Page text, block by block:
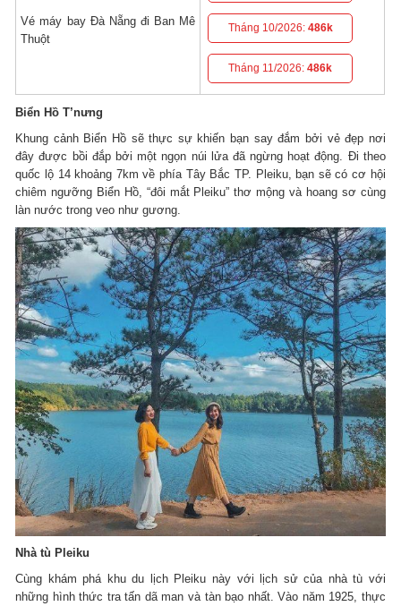
Vé máy bay Đà Nẵng đi Ban Mê
Thuột
Tháng 10/2026: 486k
Tháng 11/2026:486k
Biển Hồ T’nưng
Khung cảnh Biển Hồ sẽ thực sự khiến bạn say đắm bởi vẻ đẹp nơi
đây được bồi đắp bởi một ngọn núi lửa đã ngừng hoạt động. Đi theo
quốc lộ 14 khoảng 7km về phía Tây Bắc TP. Pleiku, bạn sẽ có cơ hội
chiêm ngưỡng Biển Hồ, “đôi mắt Pleiku” thơ mộng và hoang sơ cùng
làn nước trong veo như gương.
Nhà tù Pleiku
Cùng khám phá khu du lịch Pleiku này với lịch sử của nhà tù với
những hình thức tra tấn dã man và tàn bạo nhất. Vào năm 1925, thực